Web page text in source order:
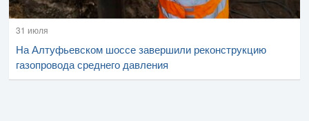
31 июля
На Алтуфьевском шоссе завершили реконструкцию
газопровода среднего давления